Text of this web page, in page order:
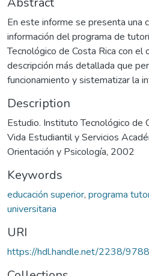
En este informe se presenta una
información del programa de
Tecnológico de Costa Rica con el
descripción más detallada que
funcionamiento y sistematizar la
Description
Estudio. Instituto Tecnológico de
Vida Estudiantil y Servicios
Orientación y Psicología, 2002
Keywords
educación superior, programa
universitaria
URI
https://hdl.handle.net/2238/9788